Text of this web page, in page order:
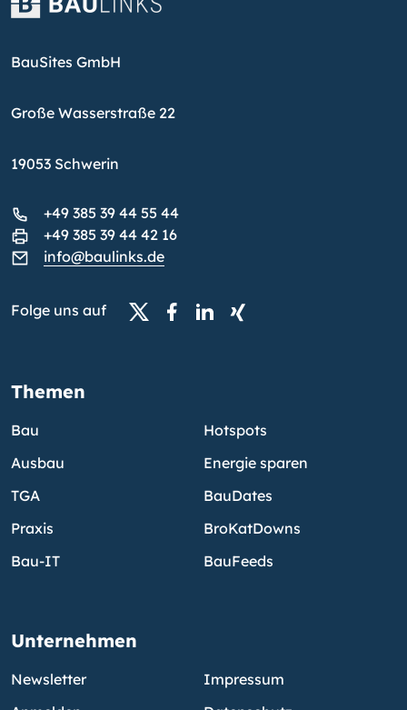
BauSites GmbH
Große Wasserstraße 22
19053 Schwerin
+49 385 39 44 55 44
+49 385 39 44 42 16
info@baulinks.de
Folge uns auf
Themen
Bau
Ausbau
TGA
Praxis
Bau-IT
Hotspots
Energie sparen
BauDates
BroKatDowns
BauFeeds
Unternehmen
Newsletter
Impressum